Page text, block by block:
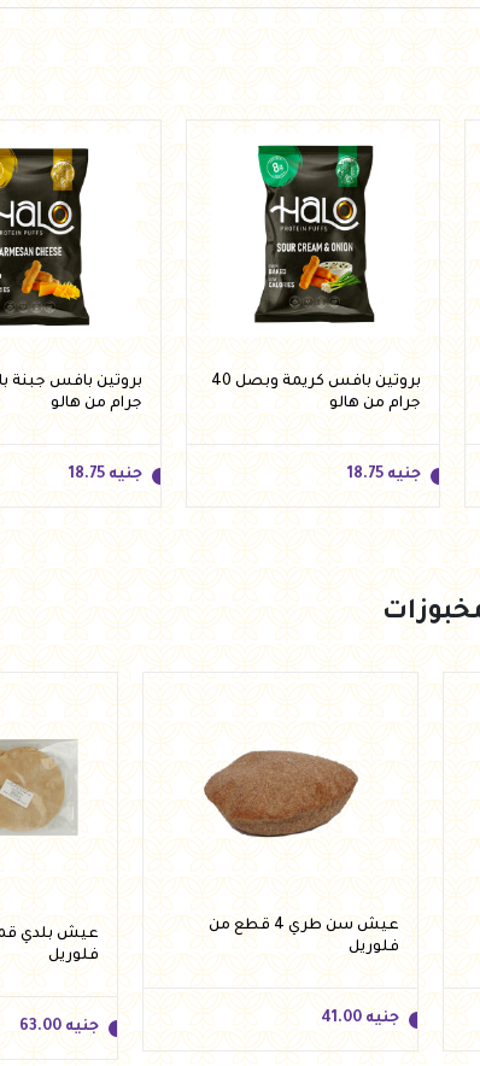
بروتين بافس كريمة وبصل 40
جرام من هالو
جنيه 18.75
جنيه 18.75
أضف للسلة
جرام من هالو
جنيه 18.75
جنيه 18.75
أضف
عيش سن طري 4 قطع من
فلوريل
جنيه 41.00
فلوريل
جنيه 63.00